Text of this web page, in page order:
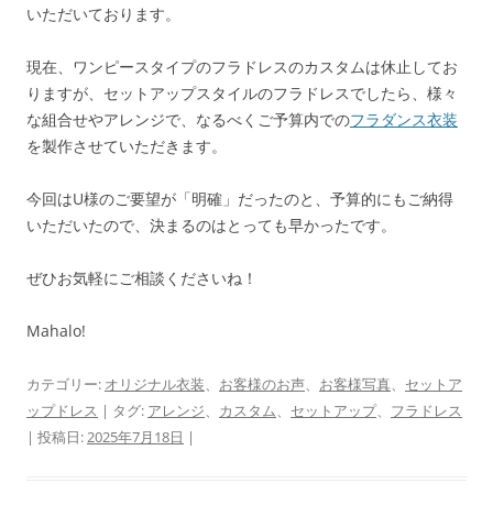
いただいております。
現在、ワンピースタイプのフラドレスのカスタムは休止してお
りますが、セットアップスタイルのフラドレスでしたら、様々
な組合せやアレンジで、なるべくご予算内でのフラダンス衣装
を製作させていただきます。
今回はU様のご要望が「明確」だったのと、予算的にもご納得
いただいたので、決まるのはとっても早かったです。
ぜひお気軽にご相談くださいね！
Mahalo!
カテゴリー: オリジナル衣装、 お客様のお声、 お客様写真、 セットア
ップドレス | タグ: アレンジ、 カスタム、 セットアップ、 フラドレス
| 投稿日:2025年7月18日 |